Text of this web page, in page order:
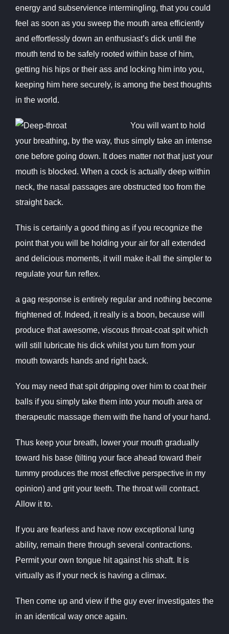
energy and subservience intermingling, that you could
feel as soon as you sweep the mouth area efficiently
and effortlessly down an enthusiast’s dick until the
mouth tend to be safely rooted within base of him,
getting his hips or their ass and locking him into you,
keeping him here securely, is among the best thoughts
in the world.
You will want to hold
your breathing, by the way, thus simply take an intense
one before going down. It does matter not that just your
mouth is blocked. When a cock is actually deep within
neck, the nasal passages are obstructed too from the
straight back.
This is certainly a good thing as if you recognize the
point that you will be holding your air for all extended
and delicious moments, it will make it-all the simpler to
regulate your fun reflex.
a gag response is entirely regular and nothing become
frightened of. Indeed, it really is a boon, because will
produce that awesome, viscous throat-coat spit which
will still lubricate his dick whilst you turn from your
mouth towards hands and right back.
You may need that spit dripping over him to coat their
balls if you simply take them into your mouth area or
therapeutic massage them with the hand of your hand.
Thus keep your breath, lower your mouth gradually
toward his base (tilting your face ahead toward their
tummy produces the most effective perspective in my
opinion) and grit your teeth. The throat will contract.
Allow it to.
If you are fearless and have now exceptional lung
ability, remain there through several contractions.
Permit your own tongue hit against his shaft. It is
virtually as if your neck is having a climax.
Then come up and view if the guy ever investigates the
in an identical way once again.